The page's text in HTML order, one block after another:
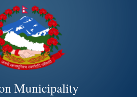
Skip to
Municipality